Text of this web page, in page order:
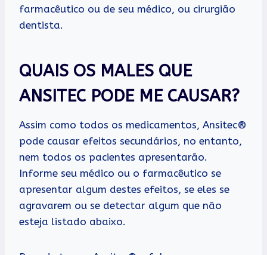
farmacêutico ou de seu médico, ou cirurgião
dentista.
QUAIS OS MALES QUE
ANSITEC PODE ME CAUSAR?
Assim como todos os medicamentos, Ansitec®
pode causar efeitos secundários, no entanto,
nem todos os pacientes apresentarão.
Informe seu médico ou o farmacêutico se
apresentar algum destes efeitos, se eles se
agravarem ou se detectar algum que não
esteja listado abaixo.